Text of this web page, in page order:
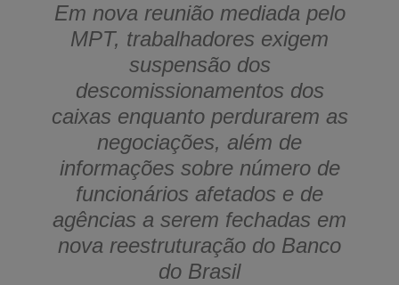
Em nova reunião mediada pelo
MPT, trabalhadores exigem
suspensão dos
descomissionamentos dos
caixas enquanto perdurarem as
negociações, além de
informações sobre número de
funcionários afetados e de
agências a serem fechadas em
nova reestruturação do Banco
do Brasil